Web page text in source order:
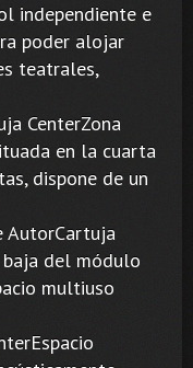
independiente e
poder alojar
teatrales,
Center​Zona
en la cuarta
dispone de un
AutorCartuja
del módulo
multiuso